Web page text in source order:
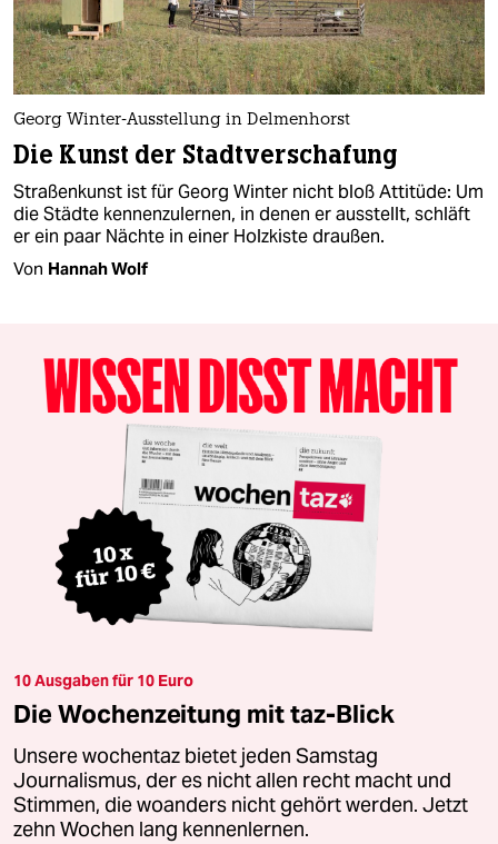
Georg Winter-Ausstellung in Delmenhorst
Die Kunst der Stadtverschafung
Straßenkunst ist für Georg Winter nicht bloß Attitüde: Um
die Städte kennenzulernen, in denen er ausstellt, schläft
er ein paar Nächte in einer Holzkiste draußen.
Von Hannah Wolf
10 Ausgaben für 10 Euro
Die Wochenzeitung mit taz-Blick
Unsere wochentaz bietet jeden Samstag
Journalismus, der es nicht allen recht macht und
Stimmen, die woanders nicht gehört werden. Jetzt
zehn Wochen lang kennenlernen.